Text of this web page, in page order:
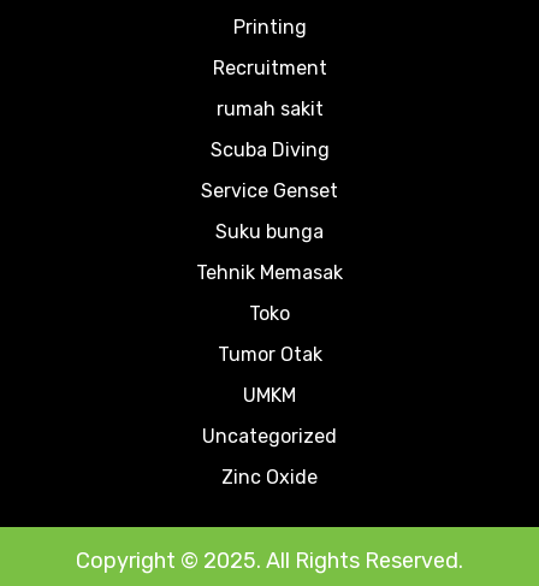
Printing
Recruitment
rumah sakit
Scuba Diving
Service Genset
Suku bunga
Tehnik Memasak
Toko
Tumor Otak
UMKM
Uncategorized
Zinc Oxide